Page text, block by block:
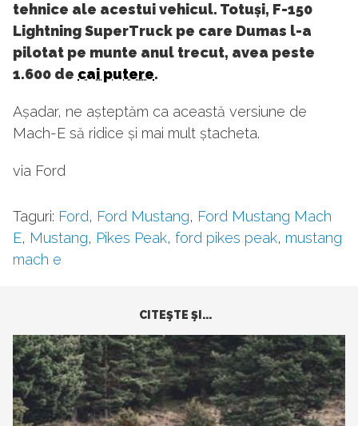
tehnice ale acestui vehicul. Totuși, F-150
Lightning SuperTruck pe care Dumas l-a
pilotat pe munte anul trecut, avea peste
1.600 de cai putere.
Așadar, ne așteptăm ca această versiune de
Mach-E să ridice și mai mult ștacheta.
via Ford
Taguri: Ford, Ford Mustang, Ford Mustang Mach
E, Mustang, Pikes Peak, ford pikes peak, mustang
mach e
CITEŞTE ŞI...